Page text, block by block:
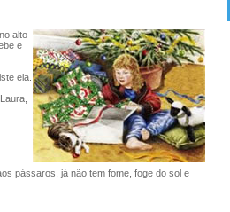
alto
e
ela.
pássaros, já não tem fome, foge do sol e